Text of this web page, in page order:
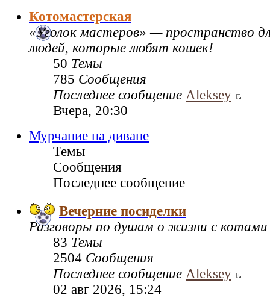
Котомастерская
«Уголок мастеров» — пространство
людей, которые любят кошек!
50 Темы
785 Сообщения
Последнее сообщение Aleksey
Вчера, 20:30
Мурчание на диване
Темы
Сообщения
Последнее сообщение
Вечерние посиделки
Разговоры по душам о жизни с котами
83 Темы
2504 Сообщения
Последнее сообщение Aleksey
02 авг 2026, 15:24